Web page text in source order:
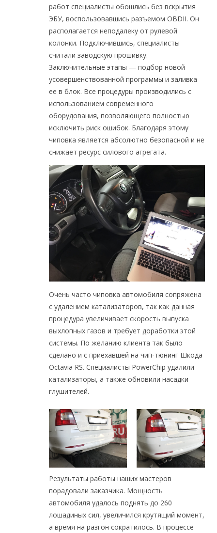
работ специалисты обошлись без вскрытия
ЭБУ, воспользовавшись разъемом OBDII. Он
располагается неподалеку от рулевой
колонки. Подключившись, специалисты
считали заводскую прошивку.
Заключительные этапы — подбор новой
усовершенствованной программы и заливка
ее в блок. Все процедуры производились с
использованием современного
оборудования, позволяющего полностью
исключить риск ошибок. Благодаря этому
чиповка является абсолютно безопасной и не
снижает ресурс силового агрегата.
Очень часто чиповка автомобиля сопряжена
с удалением катализаторов, так как данная
процедура увеличивает скорость выпуска
выхлопных газов и требует доработки этой
системы. По желанию клиента так было
сделано и с приехавшей на чип-тюнинг Шкода
Octavia RS. Специалисты PowerChip удалили
катализаторы, а также обновили насадки
глушителей.
Результаты работы наших мастеров
порадовали заказчика. Мощность
автомобиля удалось поднять до 260
лошадиных сил, увеличился крутящий момент,
а время на разгон сократилось. В процессе